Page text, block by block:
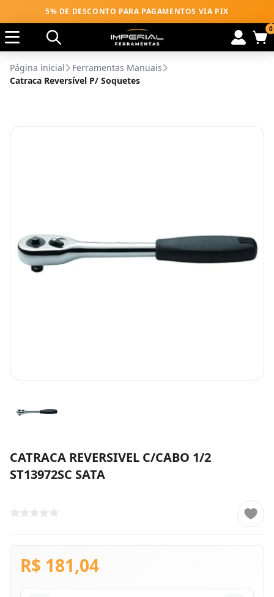
5% DE DESCONTO PARA PAGAMENTOS VIA PIX
0
Página inicial
Ferramentas Manuais
Catraca Reversível P/ Soquetes
CATRACA REVERSIVEL C/CABO 1/2
ST13972SC SATA
R$ 181,04